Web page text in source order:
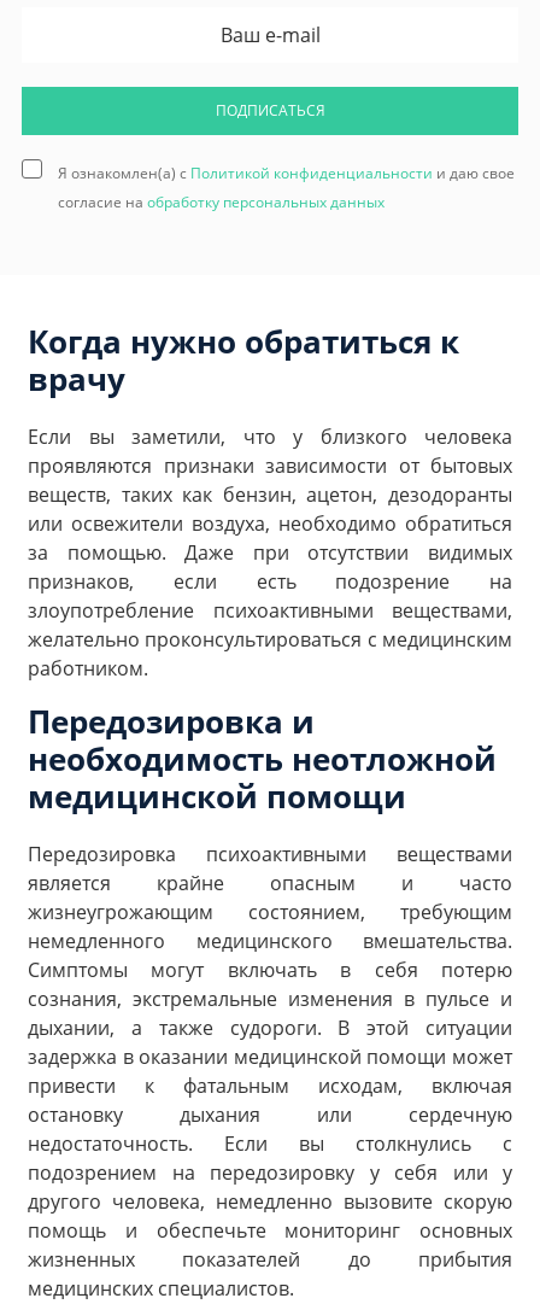
ПОДПИСАТЬСЯ
Я ознакомлен(а) с Политикой конфиденциальности и даю свое
согласие на обработку персональных данных
Когда нужно обратиться к
врачу
Если вы заметили, что у близкого человека
проявляются признаки зависимости от бытовых
веществ, таких как бензин, ацетон, дезодоранты
или освежители воздуха, необходимо обратиться
за помощью. Даже при отсутствии видимых
признаков, если есть подозрение на
злоупотребление психоактивными веществами,
желательно проконсультироваться с медицинским
работником.
Передозировка и
необходимость неотложной
медицинской помощи
Передозировка психоактивными веществами
является крайне опасным и часто
жизнеугрожающим состоянием, требующим
немедленного медицинского вмешательства.
Симптомы могут включать в себя потерю
сознания, экстремальные изменения в пульсе и
дыхании, а также судороги. В этой ситуации
задержка в оказании медицинской помощи может
привести к фатальным исходам, включая
остановку дыхания или сердечную
недостаточность. Если вы столкнулись с
подозрением на передозировку у себя или у
другого человека, немедленно вызовите скорую
помощь и обеспечьте мониторинг основных
жизненных показателей до прибытия
медицинских специалистов.